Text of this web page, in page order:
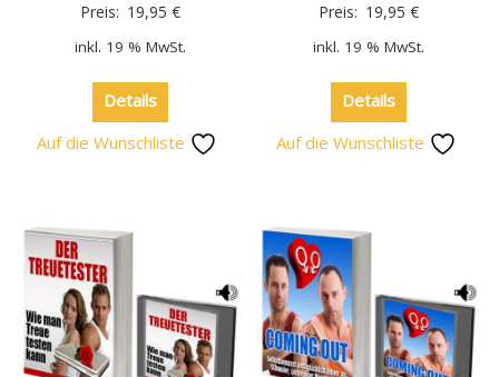
Preis: 19,95 €
inkl. 19 % MwSt.
Details
Auf die Wunschliste
Preis: 19,95€
inkl. 19 % MwSt.
Details
Auf die Wunschliste